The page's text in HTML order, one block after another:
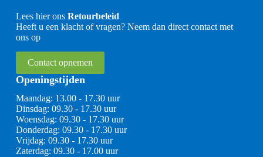
Lees hier ons Retourbeleid
Heeft u een klacht of vragen? Neem dan direct contact met
ons op
Contact opnemen
Openingstijden
Maandag: 13.00 - 17.30 uur
Dinsdag: 09.30 - 17.30 uur
Woensdag: 09.30 - 17.30 uur
Donderdag: 09.30 - 17.30 uur
Vrijdag: 09.30 - 17.30 uur
Zaterdag: 09.30 - 17.00 uur